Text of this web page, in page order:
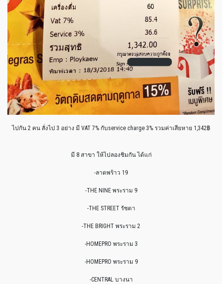
ไปกัน 2 คน สั่งไป 3 อย่าง มี VAT 7% กับservice charge 3% รวมค่าเสียหาย 1,342฿
มี 8 สาขา ให้ไปลองชิมกัน ได้แก่
-ลาดพร้าว 19
-THE NINE พระราม 9
-THE STREET รัชดา
-THE BRIGHT พระราม 2
-HOMEPRO พระราม 3
-HOMEPRO พระราม 9
-CENTRAL บางนา